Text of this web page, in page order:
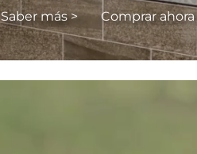
Saber más > Comprar ahora